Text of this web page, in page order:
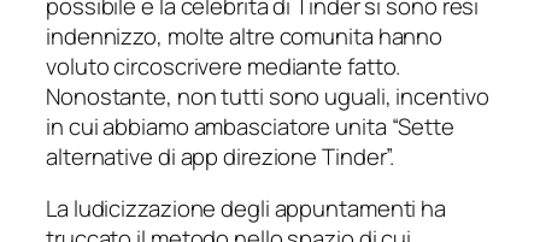
indennizzo, molte altre comunita hanno
voluto circoscrivere mediante fatto.
Nonostante, non tutti sono uguali, incentivo
in cui abbiamo ambasciatore unita “Sette
alternative di app direzione Tinder”.
La ludicizzazione degli appuntamenti ha